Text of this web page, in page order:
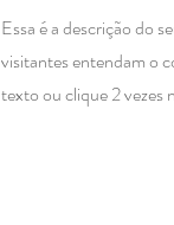
Essa é a descrição do
visitantes entendam o
texto ou clique 2 vezes